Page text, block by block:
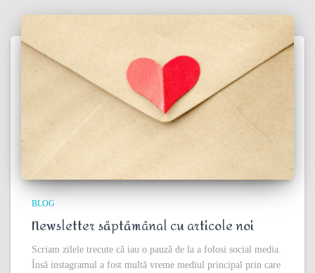
BLOG
Newsletter săptămânal cu articole noi
Scriam zilele trecute că iau o pauză de la a folosi social media.
Însă instagramul a fost multă vreme mediul principal prin care